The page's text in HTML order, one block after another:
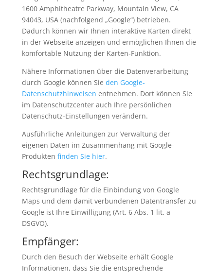
1600 Amphitheatre Parkway, Mountain View, CA
94043, USA (nachfolgend „Google“) betrieben.
Dadurch können wir Ihnen interaktive Karten direkt
in der Webseite anzeigen und ermöglichen Ihnen die
komfortable Nutzung der Karten-Funktion.
Nähere Informationen über die Datenverarbeitung
durch Google können Sie den Google-
Datenschutzhinweisen entnehmen. Dort können Sie
im Datenschutzcenter auch Ihre persönlichen
Datenschutz-Einstellungen verändern.
Ausführliche Anleitungen zur Verwaltung der
eigenen Daten im Zusammenhang mit Google-
Produkten finden Sie hier.
Rechtsgrundlage:
Rechtsgrundlage für die Einbindung von Google
Maps und dem damit verbundenen Datentransfer zu
Google ist Ihre Einwilligung (Art. 6 Abs. 1 lit. a
DSGVO).
Empfänger:
Durch den Besuch der Webseite erhält Google
Informationen, dass Sie die entsprechende